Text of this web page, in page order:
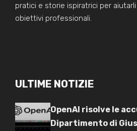
pratici e storie ispiratrici per
obiettivi professionali.
ULTIME NOTIZIE
OpenAI risolve le
Dipartimento di